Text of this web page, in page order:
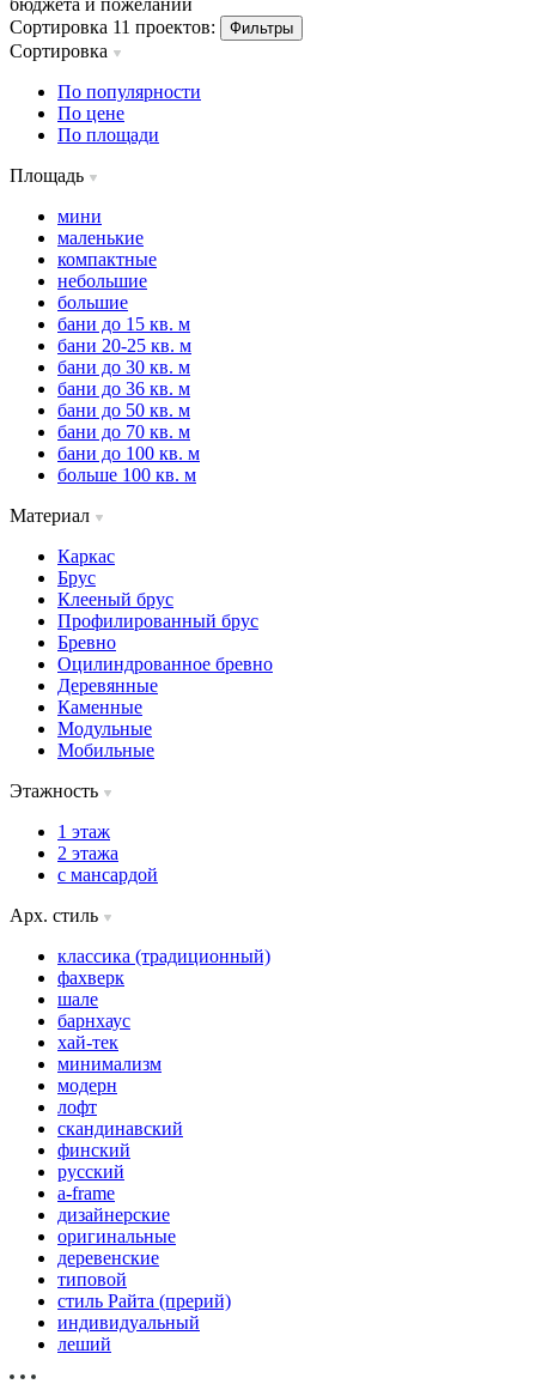
Сортировка 11 проектов:
Фильтры
Сортировка
По популярности
По цене
По площади
Площадь
мини
маленькие
компактные
небольшие
большие
бани до 15 кв. м
бани 20-25 кв. м
бани до 30 кв. м
бани до 36 кв. м
бани до 50 кв. м
бани до 70 кв. м
бани до 100 кв. м
больше 100 кв. м
Материал
Каркас
Брус
Клееный брус
Профилированный брус
Бревно
Оцилиндрованное бревно
Деревянные
Каменные
Модульные
Мобильные
Этажность
1 этаж
2 этажа
с мансардой
Арх. стиль
классика (традиционный)
фахверк
шале
барнхаус
хай-тек
минимализм
модерн
лофт
скандинавский
финский
русский
a-frame
дизайнерские
оригинальные
деревенские
типовой
стиль Райта (прерий)
индивидуальный
леший